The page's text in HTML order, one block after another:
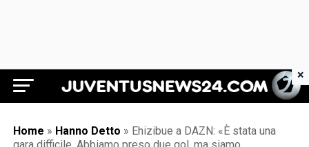
Juventus News 24
Home » Hanno Detto » Ehizibue a DAZN: «È stata una
×